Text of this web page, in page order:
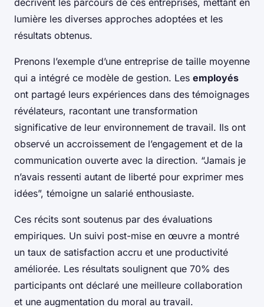
décrivent les parcours de ces entreprises, mettant en
lumière les diverses approches adoptées et les
résultats obtenus.
Prenons l’exemple d’une entreprise de taille moyenne
qui a intégré ce modèle de gestion. Les employés
ont partagé leurs expériences dans des témoignages
révélateurs, racontant une transformation
significative de leur environnement de travail. Ils ont
observé un accroissement de l’engagement et de la
communication ouverte avec la direction. “Jamais je
n’avais ressenti autant de liberté pour exprimer mes
idées”, témoigne un salarié enthousiaste.
Ces récits sont soutenus par des évaluations
empiriques. Un suivi post-mise en œuvre a montré
un taux de satisfaction accru et une productivité
améliorée. Les résultats soulignent que 70% des
participants ont déclaré une meilleure collaboration
et une augmentation du moral au travail.